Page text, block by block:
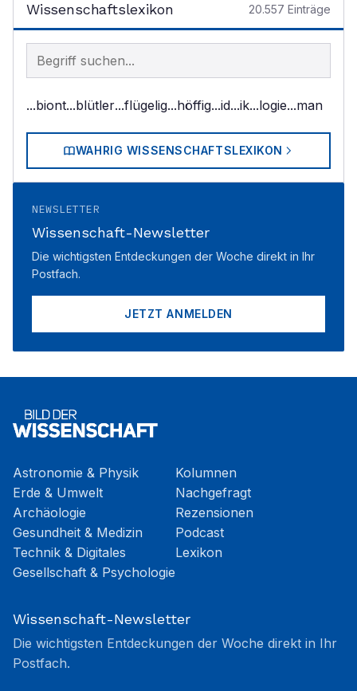
Wissenschaftslexikon 20.557 Einträge
Begriff im Lexikon suchen
...biont...blütler...flügelig...höffig...id...ik...logie...man
WAHRIG WISSENSCHAFTSLEXIKON
NEWSLETTER
Wissenschaft-Newsletter
Die wichtigsten Entdeckungen der Woche direkt in Ihr
Postfach.
JETZT ANMELDEN
Astronomie & Physik
Erde & Umwelt
Archäologie
Gesundheit & Medizin
Technik & Digitales
Gesellschaft & Psychologie
Kolumnen
Nachgefragt
Rezensionen
Podcast
Lexikon
Wissenschaft-Newsletter
Die wichtigsten Entdeckungen der Woche direkt in Ihr
Postfach.